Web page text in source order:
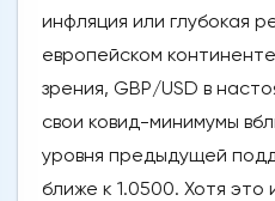
инфляция или глубокая
европейском
зрения, GBP/USD в
свои ковид-минимумы
уровня предыдущей
ближе к 1.0500. Хотя